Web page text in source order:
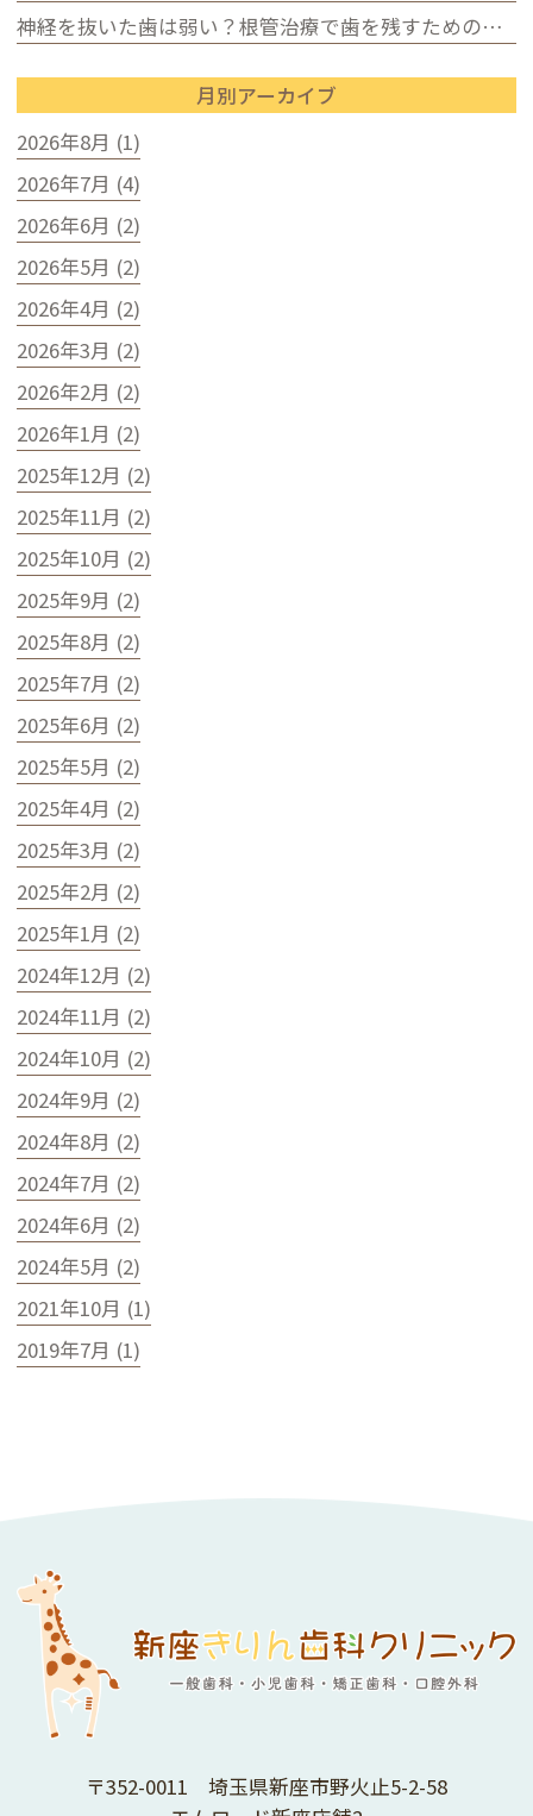
神経を抜いた歯は弱い？根管治療で歯を残すためのMTAセメント・バイオセラミックとは？
月別アーカイブ
2026年8月 (1)
2026年7月 (4)
2026年6月 (2)
2026年5月 (2)
2026年4月 (2)
2026年3月 (2)
2026年2月 (2)
2026年1月 (2)
2025年12月 (2)
2025年11月 (2)
2025年10月 (2)
2025年9月 (2)
2025年8月 (2)
2025年7月 (2)
2025年6月 (2)
2025年5月 (2)
2025年4月 (2)
2025年3月 (2)
2025年2月 (2)
2025年1月 (2)
2024年12月 (2)
2024年11月 (2)
2024年10月 (2)
2024年9月 (2)
2024年8月 (2)
2024年7月 (2)
2024年6月 (2)
2024年5月 (2)
2021年10月 (1)
2019年7月 (1)
〒352-0011 埼玉県新座市野火止5-2-58